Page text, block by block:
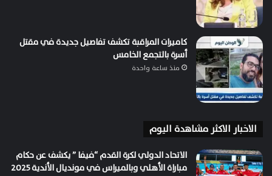
كاميرات المراقبة تكشف تفاصيل جديدة في مقتل
أسرة بالتجمع الخامس
منذ ساعة واحدة
الاخبار الاكثر مشاهدة اليوم
الاتحاد الدولي لكرة القدم “فيفا ” يكشف عن حكام
مباراة الأهلي وبالميراس في مونديال الأندية 2025